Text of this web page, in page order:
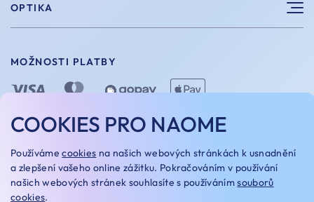
Vintage brýle
Doplňky
Dárkové poukazy
Velikosti
Vrácení a výměna
Doprava a platba
Naome+
OPTIKA
O nás
Naše optiky
Kariera
MOŽNOSTI PLATBY
MOŽNOSTI DOPRAVY
COOKIES PRO NAOME
Používámecookies na našich webových stránkách k usnadnění
a zlepšení vašeho online zážitku. Pokračováním v používání
našich webových stránek souhlasíte s používánímsouborů
cookies.